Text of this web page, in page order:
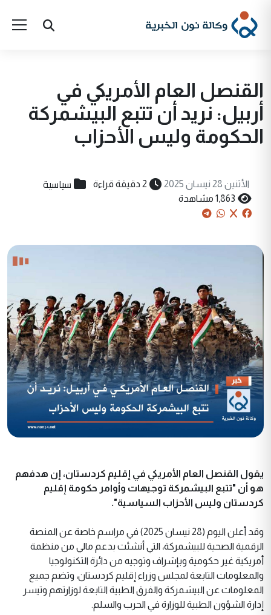
القنصل العام الأمريكي في
أربيل: نريد أن تتبع البيشمركة
الحكومة وليس الأحزاب
الأثنين 28 نيسان 2025 2 دقيقة قراءة سياسية
1,863 مشاهدة
يقول القنصل العام الأمريكي في إقليم كردستان، إن هدفهم
هو أن "تتبع البيشمركة توجيهات وأوامر حكومة إقليم
كردستان وليس الأحزاب السياسية".
وقد أعلن اليوم (28 نيسان 2025) في مراسم خاصة عن المنصة
الرقمية الصحية للبيشمركة، التي أنشئت بدعم مالي من منظمة
أمريكية غير حكومية وبإشراف وتوجيه من دائرة التكنولوجيا
والمعلومات التابعة لمجلس وزراء إقليم كردستان، وتضم جميع
المعلومات عن البيشمركة والفرق الطبية التابعة لوزارتهم وتيسر
إدارة الشؤون الطبية للوزارة في الحرب والسلم.